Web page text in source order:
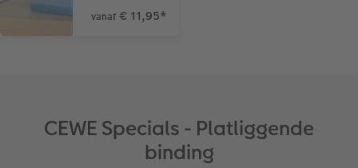
vanaf € 11,95*
CEWE Specials - Platliggende
binding